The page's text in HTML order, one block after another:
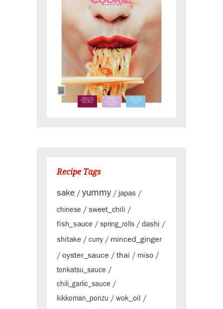
Recipe Tags
sake / yummy / japas /
chinese / sweet_chili /
fish_sauce / spring_rolls / dashi /
shitake / curry / minced_ginger
/ oyster_sauce / thai / miso /
tonkatsu_sauce /
chili_garlic_sauce /
kikkoman_ponzu / wok_oil /